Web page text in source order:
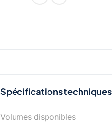
Spécifications techniques
Volumes disponibles